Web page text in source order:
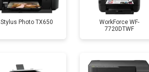
Замена блока питания
Stylus Photo TX650
WorkForce WF-
7720DTWF